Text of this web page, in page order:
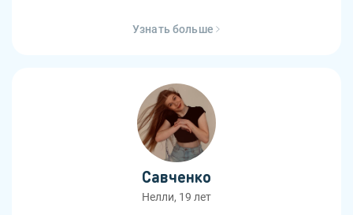
Узнать больше
Савченко
Нелли, 19 лет